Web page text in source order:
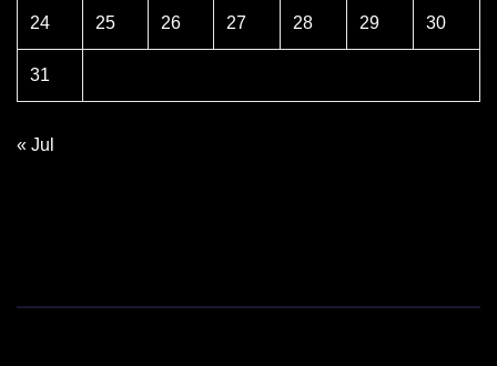
24 25 26 27 28 29 30
31
« Jul